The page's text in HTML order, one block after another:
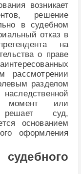
возникает
решение
в судебном
отказ в
на
о праве
рассмотрении
разделом
момент или
решает суд,
основанием
оформления